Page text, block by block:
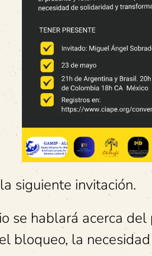
siguiente invitación.
se hablará acerca
bloqueo, la